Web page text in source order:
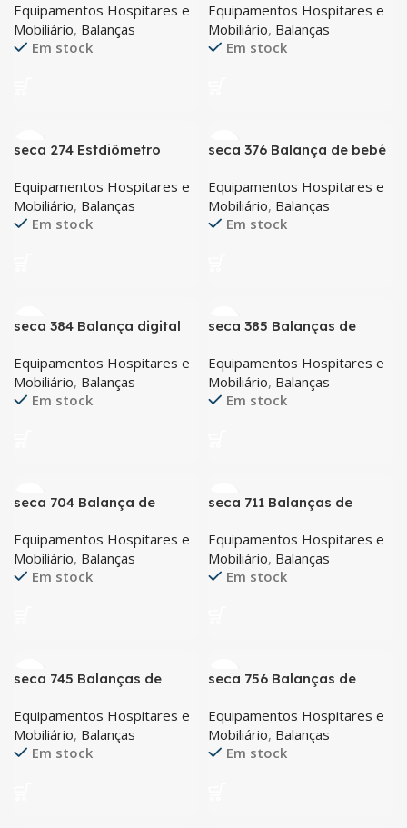
Equipamentos Hospitares e
Mobiliário, Balanças
Em stock
gama larga de medição
Equipamentos Hospitares e
Mobiliário, Balanças
Em stock
seca 274 Estdiômetro
tecnologia sem fios
Equipamentos Hospitares e
Mobiliário, Balanças
Em stock
seca 376 Balança de bebé
Equipamentos Hospitares e
Mobiliário, Balanças
Em stock
seca 384 Balança digital
como balanças para
crianças
Equipamentos Hospitares e
Mobiliário, Balanças
Em stock
seca 385 Balanças de
graduação fina, também
utilizáveis como balanças
planas para crianças
Equipamentos Hospitares e
Mobiliário, Balanças
Em stock
seca 704 Balança de
capacidade de até 300 kg
Equipamentos Hospitares e
Mobiliário, Balanças
Em stock
seca 711 Balanças de
viga de nível de olho
Equipamentos Hospitares e
Mobiliário, Balanças
Em stock
seca 745 Balanças de
pesos deslizantes
Equipamentos Hospitares e
Mobiliário, Balanças
Em stock
seca 756 Balanças de
mostrador BMI
Equipamentos Hospitares e
Mobiliário, Balanças
Em stock